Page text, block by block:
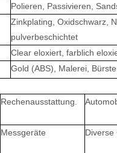
Polieren, Passivieren,
Zinkplating, Oxidschwarz,
pulverbeschichtet
Clear eloxiert, farblich
Gold (ABS), Malerei,
Rechenausstattung.
Messgeräte Diverse